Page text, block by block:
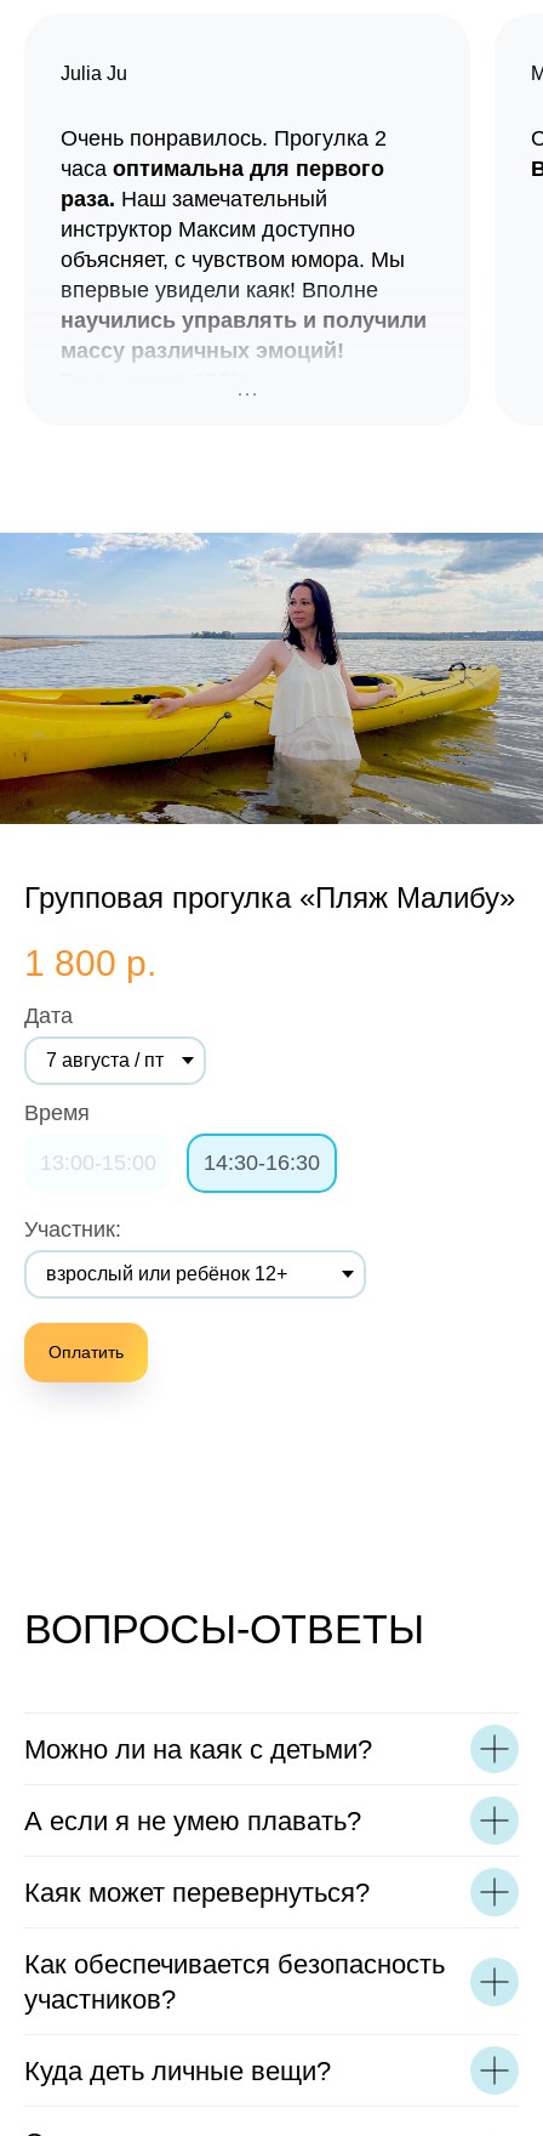
Julia Ju
Очень понравилось. Прогулка 2
часа оптимальна для первого
раза. Наш замечательный
инструктор Максим доступно
объясняет, с чувством юмора. Мы
впервые увидели каяк! Вполне
научились управлять и получили
массу различных эмоций!
Групповая прогулка «Пляж Малибу»
1 800 р.
Дата
Время
13:00-15:00 14:30-16:30
Участник:
Оплатить
ВОПРОСЫ-ОТВЕТЫ
Можно ли на каяк с детьми?
А если я не умею плавать?
Каяк может перевернуться?
Как обеспечивается безопасность
участников?
Куда деть личные вещи?